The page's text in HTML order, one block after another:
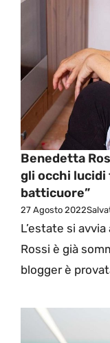
Benedetta
gli occhi lucidi
batticuore”
27 Agosto 2022
L’estate si
Rossi è già
blogger è